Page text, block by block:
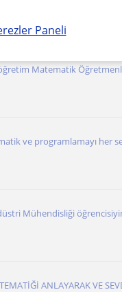
Paneli
Matematik
ve programlamayı her
Mühendisliği
ANLAYARAK VE